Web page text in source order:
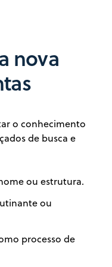
nova
o conhecimento
de busca e
ou estrutura.
ou
processo de